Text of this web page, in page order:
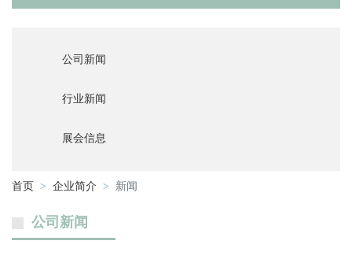
公司新闻
行业新闻
展会信息
首页 企业简介 新闻
公司新闻